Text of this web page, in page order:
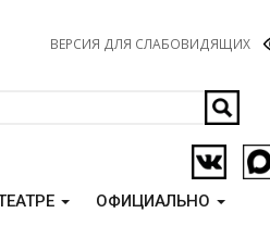
ВЕРСИЯ ДЛЯ СЛАБОВИДЯЩИХ
ОФИЦИАЛЬНО